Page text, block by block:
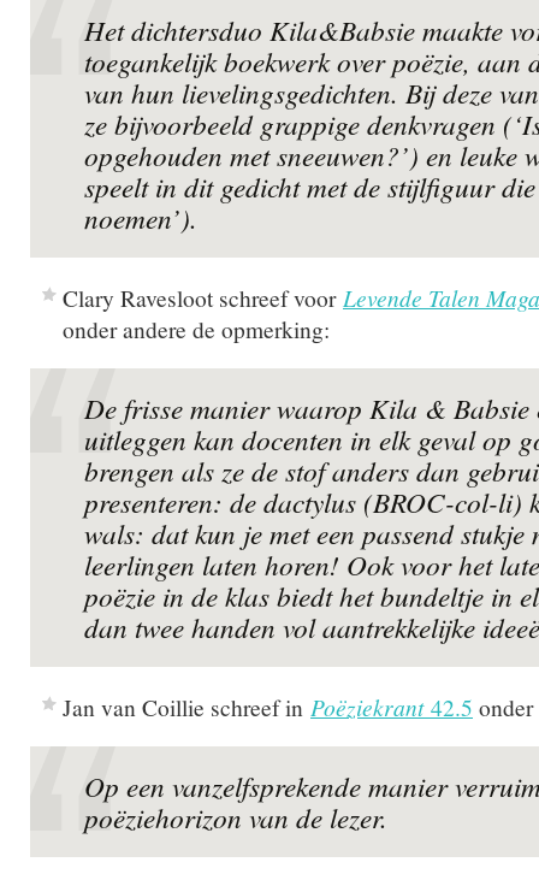
Het dichtersduo Kila&Babsie maakte
toegankelijk boekwerk over poëzie, aan
van hun lievelingsgedichten. Bij deze
ze bijvoorbeeld grappige denkvragen
opgehouden met sneeuwen?’) en leuke
speelt in dit gedicht met de stijlfiguur
noemen’).
Clary Ravesloot schreef voor Levende Talen
onder andere de opmerking:
De frisse manier waarop Kila & Babsie
uitleggen kan docenten in elk geval op
brengen als ze de stof anders dan
presenteren: de dactylus (BROC-col-li)
wals: dat kun je met een passend stukje
leerlingen laten horen! Ook voor het
poëzie in de klas biedt het bundeltje in
dan twee handen vol aantrekkelijke
Jan van Coillie schreef in Poëziekrant42.5 onder
Op een vanzelfsprekende manier
poëziehorizon van de lezer.